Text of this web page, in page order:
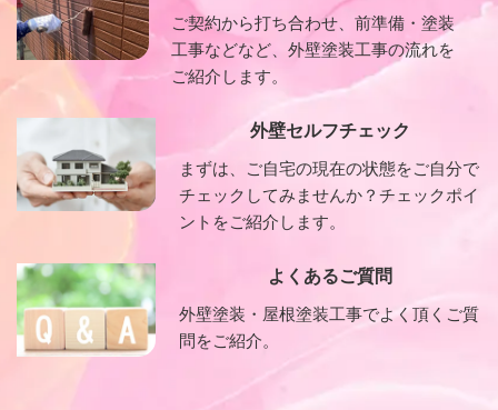
ご契約から打ち合わせ、前準備・塗装
工事などなど、外壁塗装工事の流れを
ご紹介します。
外壁セルフチェック
まずは、ご自宅の現在の状態をご自分で
チェックしてみませんか？チェックポイ
ントをご紹介します。
よくあるご質問
外壁塗装・屋根塗装工事でよく頂くご質
問をご紹介。